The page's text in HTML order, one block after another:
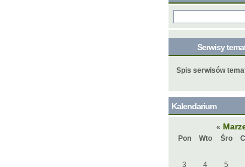
Serwisy
Spis serwisów
Kalendarium
«
Pon
Wto Śro
3
4 5